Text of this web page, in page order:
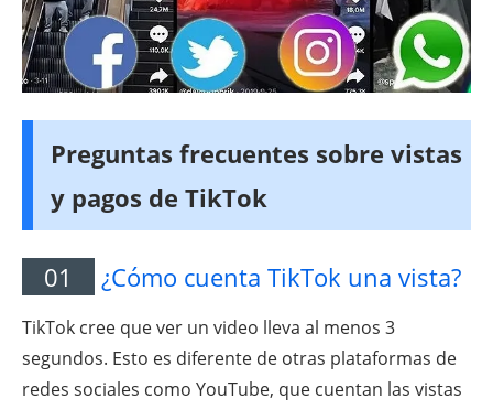
Preguntas frecuentes sobre vistas
y pagos de TikTok
01 ¿Cómo cuenta TikTok una vista?
TikTok cree que ver un video lleva al menos 3
segundos. Esto es diferente de otras plataformas de
redes sociales como YouTube, que cuentan las vistas